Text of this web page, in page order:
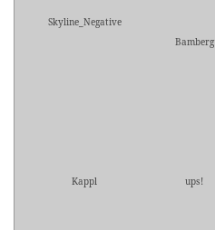
Skyline_Negative
Bamberg
Kappl ups!